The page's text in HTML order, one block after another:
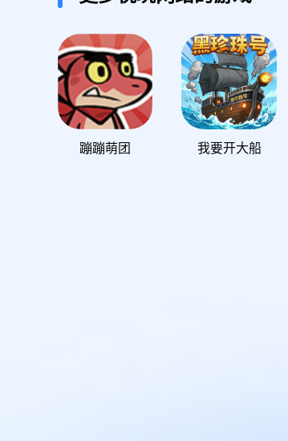
蹦蹦萌团 我要开大船